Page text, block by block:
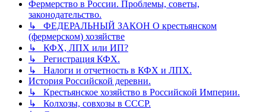
Фермерство в России. Проблемы, советы,
законодательство.
↳ ФЕДЕРАЛЬНЫЙ ЗАКОН О крестьянском
(фермерском) хозяйстве
↳ КФХ, ЛПХ или ИП?
↳ Регистрация КФХ.
↳ Налоги и отчетность в КФХ и ЛПХ.
История Российской деревни.
↳ Крестьянское хозяйство в Российской Империи.
↳ Колхозы, совхозы в СССР.